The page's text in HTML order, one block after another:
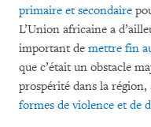
primaire et secondaire
L’Union africaine a
important de mettre fin
que c’était un obstacle
prospérité dans la
formes de violence et de